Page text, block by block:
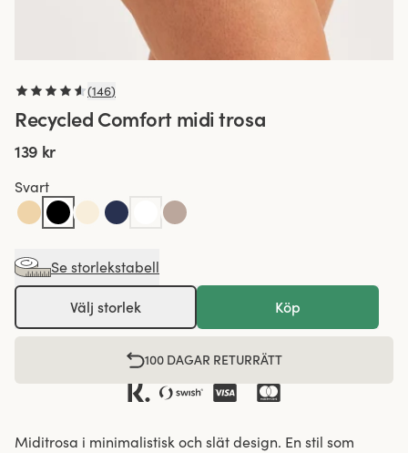
(146)
Recycled Comfort midi trosa
139 kr
Svart
Se storlekstabell
Välj storlek Köp
100 DAGAR RETURRÄTT
Miditrosa i minimalistisk och slät design. En stil som